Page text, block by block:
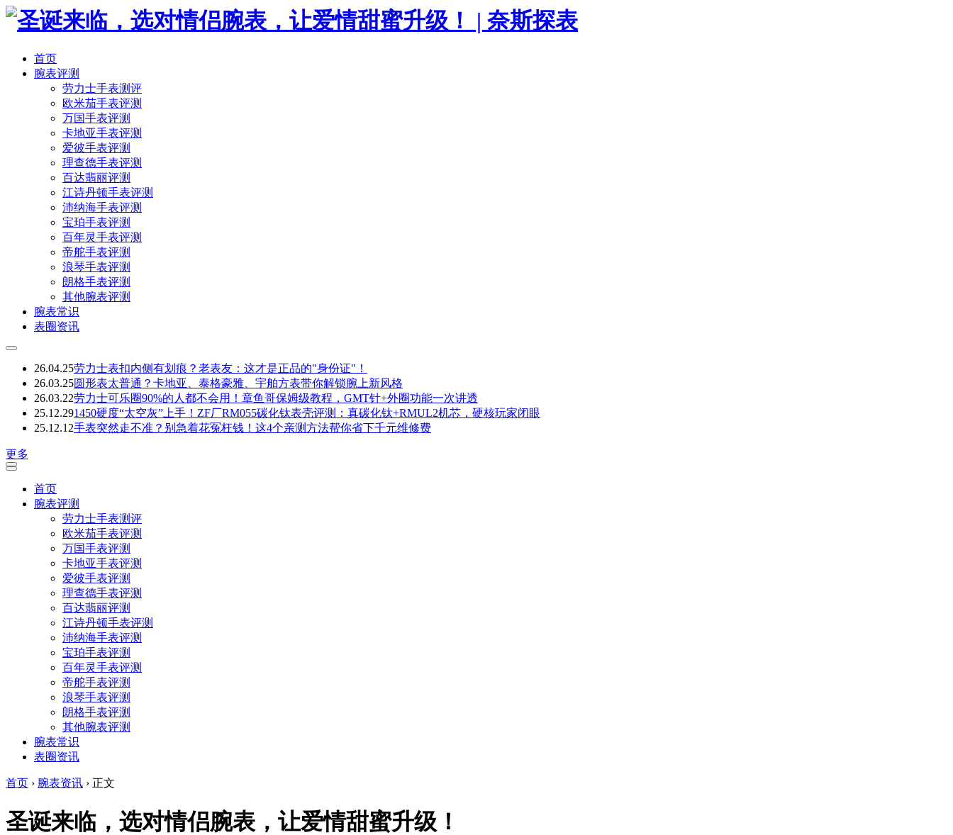
首页
腕表评测
劳力士手表测评
欧米茄手表评测
万国手表评测
卡地亚手表评测
爱彼手表评测
理查德手表评测
百达翡丽评测
江诗丹顿手表评测
沛纳海手表评测
宝珀手表评测
百年灵手表评测
帝舵手表评测
浪琴手表评测
朗格手表评测
其他腕表评测
腕表常识
表圈资讯
26.04.25劳力士表扣内侧有划痕？老表友：这才是正品的"身份证"！
26.03.25圆形表太普通？卡地亚、泰格豪雅、宇舶方表带你解锁腕上新风格
26.03.22劳力士可乐圈90%的人都不会用！章鱼哥保姆级教程，GMT针+外圈功能一次讲透
25.12.291450硬度“太空灰”上手！ZF厂RM055碳化钛表壳评测：真碳化钛+RMUL2机芯，硬核玩家闭眼
25.12.12手表突然走不准？别急着花冤枉钱！这4个亲测方法帮你省下千元维修费
更多
首页
腕表评测
劳力士手表测评
欧米茄手表评测
万国手表评测
卡地亚手表评测
爱彼手表评测
理查德手表评测
百达翡丽评测
江诗丹顿手表评测
沛纳海手表评测
宝珀手表评测
百年灵手表评测
帝舵手表评测
浪琴手表评测
朗格手表评测
其他腕表评测
腕表常识
表圈资讯
首页 › 腕表资讯 › 正文
圣诞来临，选对情侣腕表，让爱情甜蜜升级！